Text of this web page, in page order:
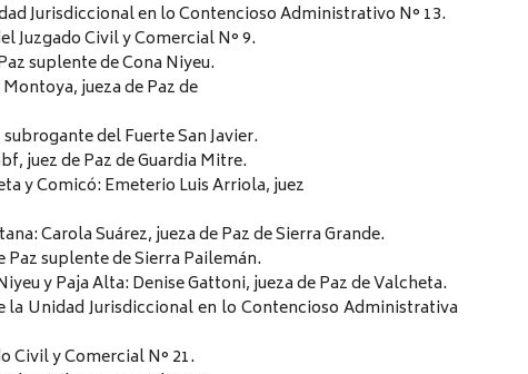
Jurisdiccional en lo Contencioso Administrativo N° 13.
Juzgado Civil y Comercial N° 9.
suplente de Cona Niyeu.
jueza de Paz de
del Fuerte San Javier.
juez de Paz de Guardia Mitre.
y Comicó: Emeterio Luis Arriola, juez
Carola Suárez, jueza de Paz de Sierra Grande.
suplente de Sierra Pailemán.
y Paja Alta: Denise Gattoni, jueza de Paz de Valcheta.
la Unidad Jurisdiccional en lo Contencioso Administrativa
Civil y Comercial N° 21.